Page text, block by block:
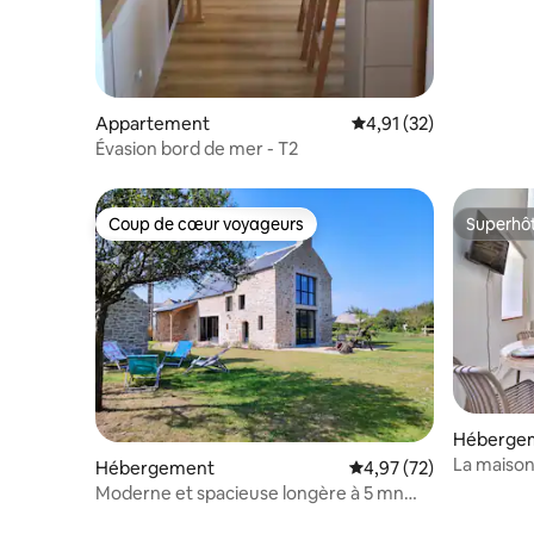
Appartement Évaluation moyenne
4,91 (32)
Évasion bord de mer - T2
Coup de cœur voyageurs
Coup de cœur voyageurs
Hébergement Évaluation moyenne
4,97 (72)
Moderne et spacieuse longère à 5 mn
La